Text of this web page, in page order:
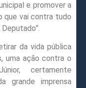
e promover a
que vai contra tudo
da vida pública
uma ação contra o
certamente
grande imprensa